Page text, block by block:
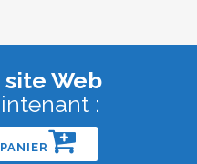
site Web
: